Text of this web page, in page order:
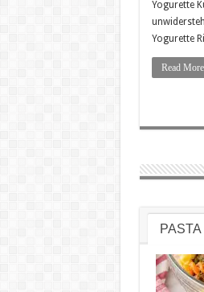
Yogurette
Yogurette
Read
PASTA